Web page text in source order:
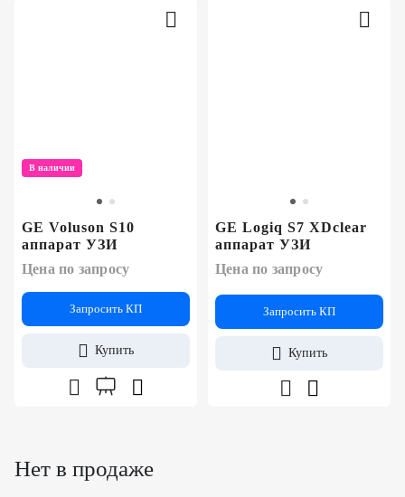
В наличии
GE Voluson S10
аппарат УЗИ
Цена по запросу
Запросить КП
Купить
GE Logiq S7 XDclear
аппарат УЗИ
Цена по запросу
Запросить КП
Купить
Нет в продаже